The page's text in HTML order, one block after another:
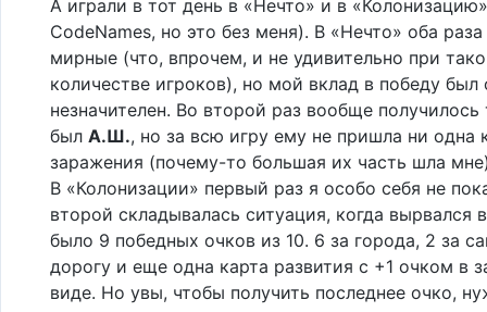
А играли в тот день в «Нечто» и в
CodeNames, но это без меня). В «Нечто» оба
мирные (что, впрочем, и не удивительно при
количестве игроков), но мой вклад в победу был
незначителен. Во второй раз вообще получилось
был А.Ш., но за всю игру ему не пришла ни одна
заражения (почему-то большая их часть шла
В «Колонизации» первый раз я особо себя не
второй складывалась ситуация, когда вырвался
было 9 победных очков из 10. 6 за города, 2 за
дорогу и еще одна карта развития с +1 очком в
виде. Но увы, чтобы получить последнее очко,